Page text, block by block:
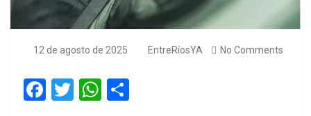
12 de agosto de 2025 EntreRíosYA No Comments
F
T
W